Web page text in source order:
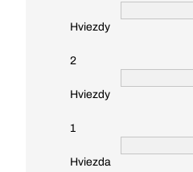
Hviezdy
2
Hviezdy
1
Hviezda